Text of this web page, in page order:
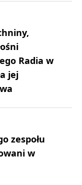
Radia w
jej
zespołu
w